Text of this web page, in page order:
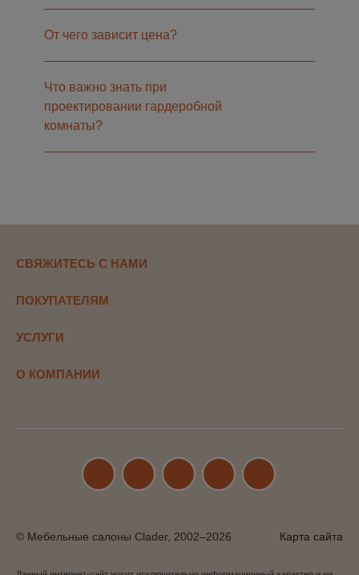
От чего зависит цена?
Что важно знать при
проектировании гардеробной
комнаты?
СВЯЖИТЕСЬ С НАМИ
ПОКУПАТЕЛЯМ
УСЛУГИ
О КОМПАНИИ
© Мебельные салоны Clader, 2002–2026 Карта сайта